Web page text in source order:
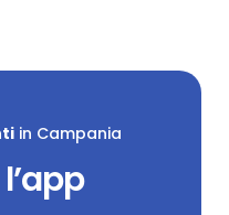
in Campania